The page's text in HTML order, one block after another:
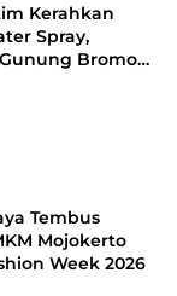
Kerahkan
Spray,
Bromo
Tembus
Mojokerto
Week 2026